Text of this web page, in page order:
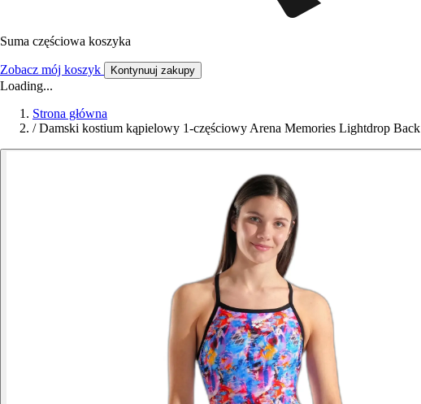
Suma częściowa koszyka
Zobacz mój koszyk Kontynuuj zakupy
Loading...
Strona główna
/ Damski kostium kąpielowy 1-częściowy Arena Memories Lightdrop Back